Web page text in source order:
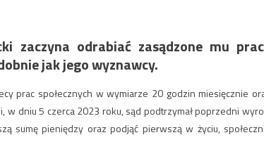
zaczyna odrabiać zasądzone mu
jak jego wyznawcy.
prac społecznych w wymiarze 20 godzin miesięcznie
w dniu 5 czerca 2023 roku, sąd podtrzymał poprzedni
sumę pieniędzy oraz podjąć pierwszą w życiu,